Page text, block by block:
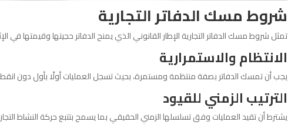
شروط مسك الدفاتر التجارية
تمثل شروط مسك الدفاتر التجارية الإطار القانوني الذي يمنح الدفاتر حجيتها وقيمتها في
الانتظام والاستمرارية
يجب أن تمسك الدفاتر بصفة منتظمة ومستمرة، بحيث تسجل العمليات أولًا بأول دون
الترتيب الزمني للقيود
يشترط أن تقيد العمليات وفق تسلسلها الزمني الحقيقي بما يسمح بتتبع حركة النشاط